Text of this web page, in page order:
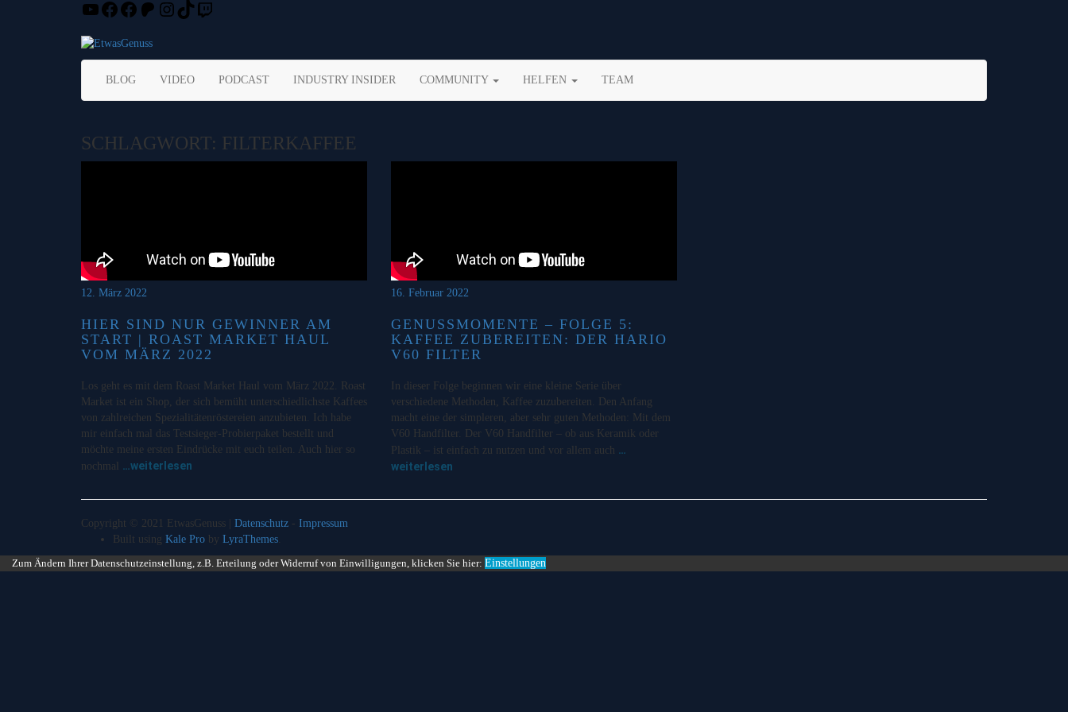
YouTube
Facebook
Facebook
Patreon
Instagram
TikTok
Twitch
BLOG VIDEO PODCAST INDUSTRY INSIDER COMMUNITY HELFEN TEAM
SCHLAGWORT: FILTERKAFFEE
12. März 2022
HIER SIND NUR GEWINNER AM
START | ROAST MARKET HAUL
VOM MÄRZ 2022
Los geht es mit dem Roast Market Haul vom März 2022. Roast
Market ist ein Shop, der sich bemüht unterschiedlichste Kaffees
von zahlreichen Spezialitätenröstereien anzubieten. Ich habe
mir einfach mal das Testsieger-Probierpaket bestellt und
möchte meine ersten Eindrücke mit euch teilen. Auch hier so
nochmal …weiterlesen
16. Februar 2022
GENUSSMOMENTE – FOLGE 5:
KAFFEE ZUBEREITEN: DER HARIO
V60 FILTER
In dieser Folge beginnen wir eine kleine Serie über
verschiedene Methoden, Kaffee zuzubereiten. Den Anfang
macht eine der simpleren, aber sehr guten Methoden: Mit dem
V60 Handfilter. Der V60 Handfilter – ob aus Keramik oder
Plastik – ist einfach zu nutzen und vor allem auch …
weiterlesen
Copyright © 2021 EtwasGenuss | Datenschutz - Impressum
Built using Kale Pro by LyraThemes
Zum Ändern Ihrer Datenschutzeinstellung, z.B. Erteilung oder Widerruf von Einwilligungen, klicken Sie hier: Einstellungen